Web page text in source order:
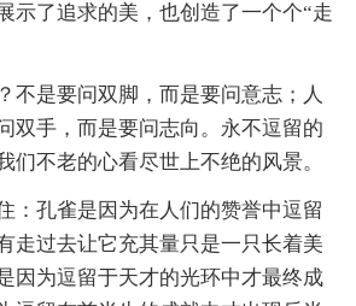
示了追求的美，也创造了一个个“走
不是要问双脚，而是要问意志；人
双手，而是要问志向。永不逗留的
们不老的心看尽世上不绝的风景。
：孔雀是因为在人们的赞誉中逗留
走过去让它充其量只是一只长着美
因为逗留于天才的光环中才最终成